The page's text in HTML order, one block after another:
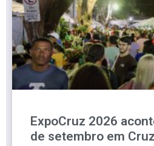
ExpoCruz 2026
de setembro em